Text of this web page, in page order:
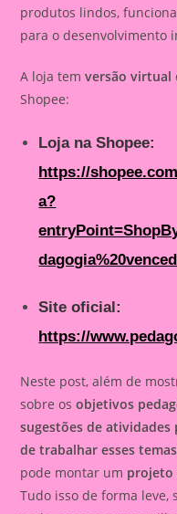
produtos lindos,
para o desenvolvimento
A loja temversão virtual
Shopee:
Loja na Shopee:
https://
a?
Site oficial:
https://
Neste post, além de
sobre osobjetivos
sugestões de atividades
de trabalhar esses temas
pode montar um projeto
Tudo isso de forma leve,